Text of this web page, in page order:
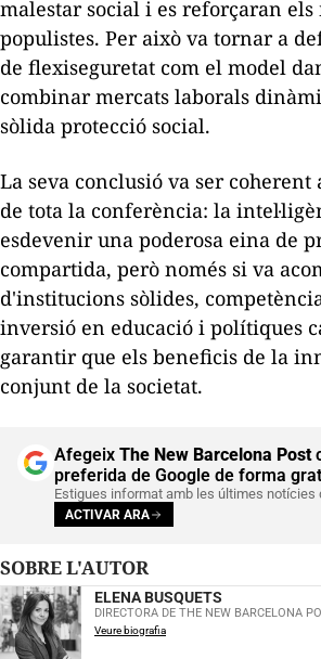
malestar social i es reforçaran
populistes. Per això va tornar a
de flexiseguretat com el model
combinar mercats laborals
sòlida protecció social.
La seva conclusió va ser
de tota la conferència: la
esdevenir una poderosa eina de
compartida, però només si va
d'institucions sòlides,
inversió en educació i polítiques
garantir que els beneficis de la
conjunt de la societat.
Afegeix The New Barcelona Post
preferida de Google de forma
Estigues informat amb les últimes notícies
ACTIVAR ARA
SOBRE L'AUTOR
ELENA BUSQUETS
DIRECTORA DE THE NEW BARCELONA
Veure biografia